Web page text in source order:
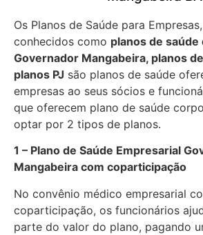
Os Planos de Saúde para
conhecidos como planos de
Governador Mangabeira, planos
planos PJ são planos de saúde
empresas ao seus sócios e
que oferecem plano de saúde
optar por 2 tipos de planos.
1 – Plano de Saúde Empresarial
Mangabeira com coparticipação
No convênio médico empresarial
coparticipação, os funcionários
parte do valor do plano, pagando